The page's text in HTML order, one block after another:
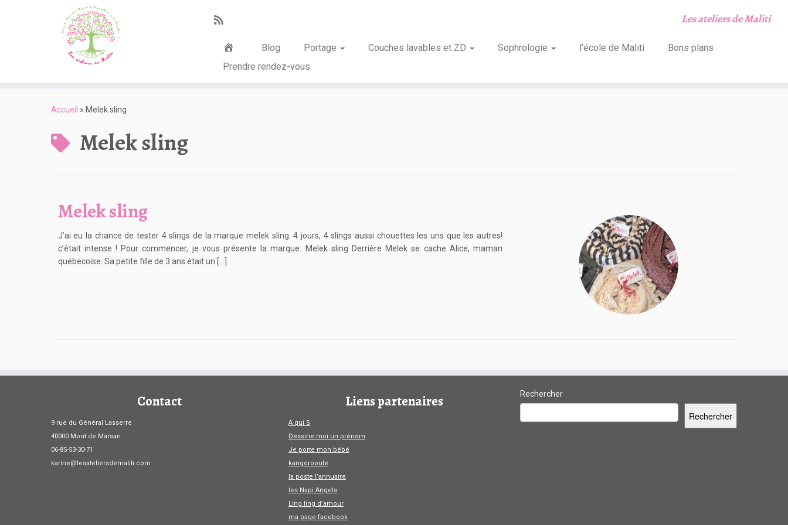
Les ateliers de Maliti
. Blog Portage Couches lavables et ZD Sophrologie l’école de Maliti
Bons plans
Prendre rendez-vous
Accueil » Melek sling
Melek sling
Melek sling
J’ai eu la chance de tester 4 slings de la marque melek sling. 4 jours, 4 slings aussi chouettes les uns que les autres!
c’était intense ! Pour commencer, je vous présente la marque: Melek sling Derrière Melek se cache Alice, maman
québecoise. Sa petite fille de 3 ans était un […]
Contact
9 rue du Général Lasserre
40000 Mont de Marsan
06-85-53-30-71
karine@lesateliersdemaliti.com
Liens partenaires
A qui S
Dessine moi un prénom
Je porte mon bébé
kangorooule
la poste l’annuaire
les Napi Angels
Ling ling d’amour
ma page facebook
Rechercher
Rechercher